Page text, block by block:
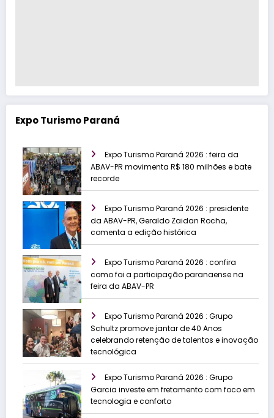
Expo Turismo Paraná
Expo Turismo Paraná 2026 : feira da
ABAV-PR movimenta R$ 180 milhões e bate
recorde
Expo Turismo Paraná 2026 : presidente
da ABAV-PR, Geraldo Zaidan Rocha,
comenta a edição histórica
Expo Turismo Paraná 2026 : confira
como foi a participação paranaense na
feira da ABAV-PR
Expo Turismo Paraná 2026 : Grupo
Schultz promove jantar de 40 Anos
celebrando retenção de talentos e inovação
tecnológica
Expo Turismo Paraná 2026 : Grupo
Garcia investe em fretamento com foco em
tecnologia e conforto